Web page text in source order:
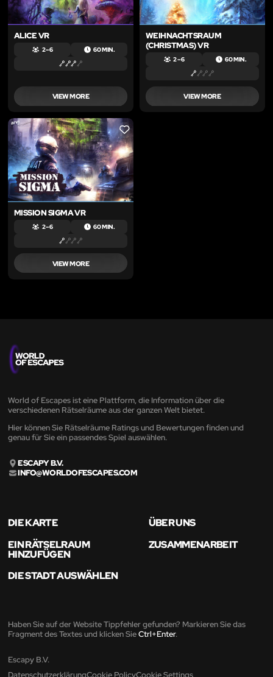
ALICE VR
2 – 6 60 MIN.
VIEW MORE
WEIHNACHTSRAUM
(CHRISTMAS) VR
2 – 6 60 MIN.
VIEW MORE
LIKE
MISSION SIGMA VR
2 – 6 60 MIN.
VIEW MORE
World of Escapes ist eine Plattform, die Information über die
verschiedenen Rätselräume aus der ganzen Welt bietet.
Hier können Sie Rätselräume Ratings und Bewertungen finden und
genau für Sie ein passendes Spiel auswählen.
ESCAPY B.V.
INFO@WORLDOFESCAPES.COM
DIE KARTE
ÜBER UNS
EIN RÄTSELRAUM
HINZUFÜGEN
ZUSAMMENARBEIT
DIE STADT AUSWÄHLEN
Haben Sie auf der Website Tippfehler gefunden? Markieren Sie das
Fragment des Textes und klicken SieCtrl+Enter.
Escapy B.V.
DatenschutzerklärungCookie PolicyCookie Settings